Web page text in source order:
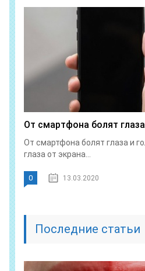
От смартфона болят
От смартфона болят глаза и
глаза от экрана...
0 13.03.2020
Последние статьи